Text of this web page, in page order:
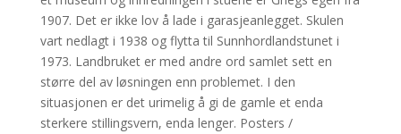
1907. Det er ikke lov å lade i garasjeanlegget. Skulen
vart nedlagt i 1938 og flytta til Sunnhordlandstunet i
1973. Landbruket er med andre ord samlet sett en
større del av løsningen enn problemet. I den
situasjonen er det urimelig å gi de gamle et enda
sterkere stillingsvern, enda lenger. Posters /